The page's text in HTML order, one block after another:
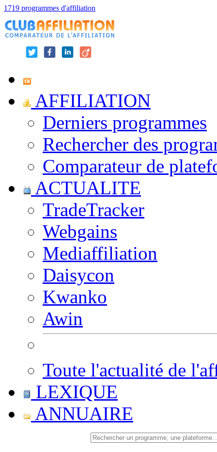
1719 programmes d'affiliation
AFFILIATION
Derniers programmes
Rechercher des
Comparateur de
ACTUALITE
TradeTracker
Webgains
Mediaffiliation
Daisycon
Kwanko
Awin
Toute l'actualité de
LEXIQUE
ANNUAIRE